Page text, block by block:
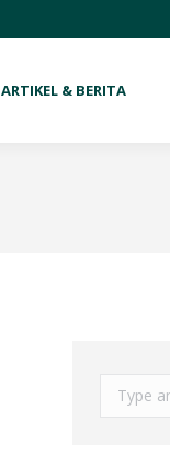
ARTIKEL & BERITA